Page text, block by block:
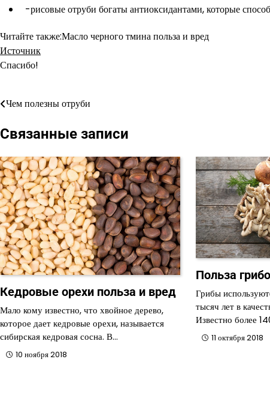
-рисовые отруби богаты антиоксидантами, которые
Читайте также:Масло черного тмина польза и вред
Источник
Спасибо!
Навигация
по
Чем полезны отруби
Связанные записи
Кедровые орехи польза и вред
Мало кому известно, что хвойное дерево,
которое дает кедровые орехи, называется
сибирская кедровая сосна. В…
10 ноября 2018
Польза
Грибы
тысяч лет в
Известно более
11 октября 2018